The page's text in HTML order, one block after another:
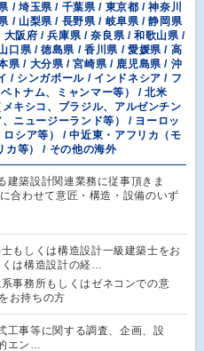
/ 埼玉県 / 千葉県 / 東京都 / 神奈川
/ 山梨県 / 長野県 / 岐阜県 / 静岡県
阪府 / 兵庫県 / 奈良県 / 和歌山県 /
口県 / 徳島県 / 香川県 / 愛媛県 / 高
県 / 大分県 / 宮崎県 / 鹿児島県 / 沖
/ シンガポール / インドネシア / フ
トナム、ミャンマー等） / 北米
キシコ、ブラジル、アルゼンチン
ニュージーランド等） / ヨーロッ
シア等） / 中近東・アフリカ（モ
カ等） / その他の海外
建築設計関連業務に従事頂きま
合わせて意匠・構造・設備のいず
士もしくは構造設計一級建築士をお
は構造設計の経…
系事務所もしくはゼネコンでの意
お持ちの方
事等に関する調査、企画、設
エン…